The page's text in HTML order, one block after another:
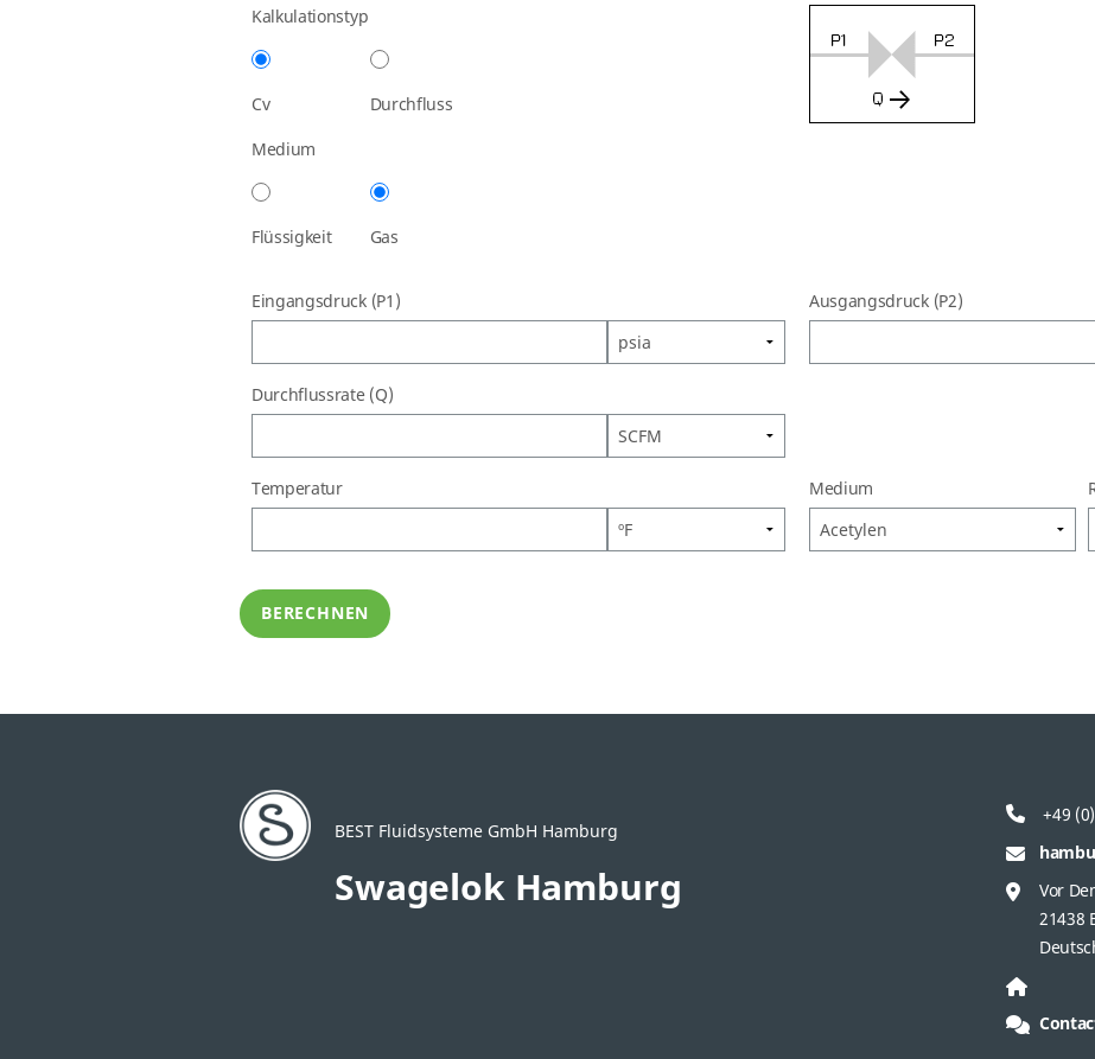
Kalkulationstyp
Cv
Durchfluss
Medium
Flüssigkeit Gas
Eingangsdruck (P1) Ausgangsdruck (P2)
Durchflussrate (Q)
Temperatur Medium
BERECHNEN
BEST Fluidsysteme GmbH Hamburg
Swagelok Hamburg
+49
Vor
21438